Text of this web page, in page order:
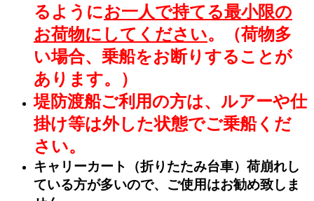
るようにお一人で持てる最小限の
お荷物にしてください。（荷物多
い場合、乗船をお断りすることが
あります。）
堤防渡船ご利用の方は、ルアーや仕
掛け等は外した状態でご乗船くだ
さい。
キャリーカート（折りたたみ台車）荷崩れし
ている方が多いので、ご使用はお勧め致しま